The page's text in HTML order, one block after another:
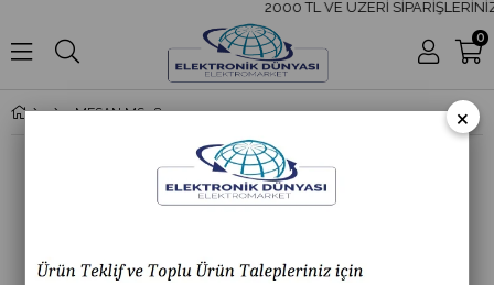
2000 TL VE ÜZERİ
0
MESAN MS 5810.1.220VAC Ø70 Xenon Çakar Borulu Horn Korna Duvar Montaj ×